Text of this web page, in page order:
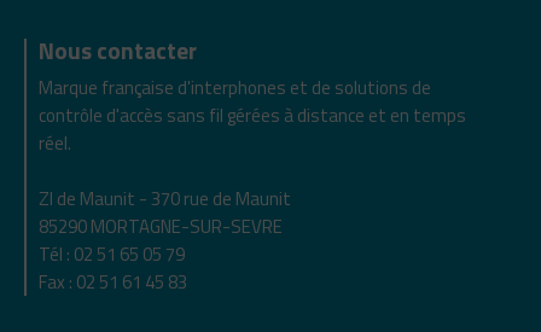
Nous contacter
Marque française d'interphones et de solutions de
contrôle d'accès sans fil gérées à distance et en temps
réel.
ZI de Maunit - 370 rue de Maunit
85290 MORTAGNE-SUR-SEVRE
Tél : 02 51 65 05 79
Fax : 02 51 61 45 83